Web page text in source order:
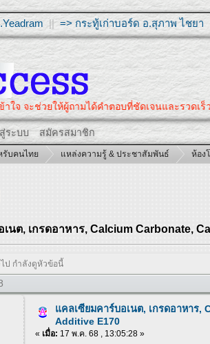
||=> กระทู้เก่าบอร์ด อ.สุภาพ ไชยา
บเข้าใจ จะช่วยให้ผู้ถามได้คำตอบที่ชัดเจนและ
ระบบ สมัครสมาชิก
รับคนไทย แหล่งความรู้ & ประชาสัมพันธ์ ห้อง
นต, เกรดอาหาร, Calcium Carbonate,
ป กำลังดูหัวข้อนี้
แคลเซียมคาร์บอเนต, เกรดอาหาร,
Additive E170
« เมื่อ: 17 พ.ค. 68 , 13:05:28 »